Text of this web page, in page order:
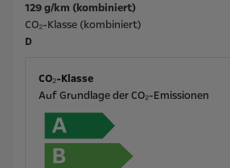
129 g/km (kombiniert)
CO₂-Klasse (kombiniert)
D
CO₂-Klasse
Auf Grundlage der CO₂-Emissionen